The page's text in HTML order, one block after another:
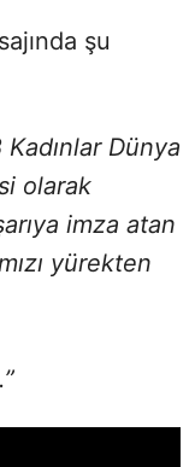
şu
Dünya
olarak
imza atan
yürekten